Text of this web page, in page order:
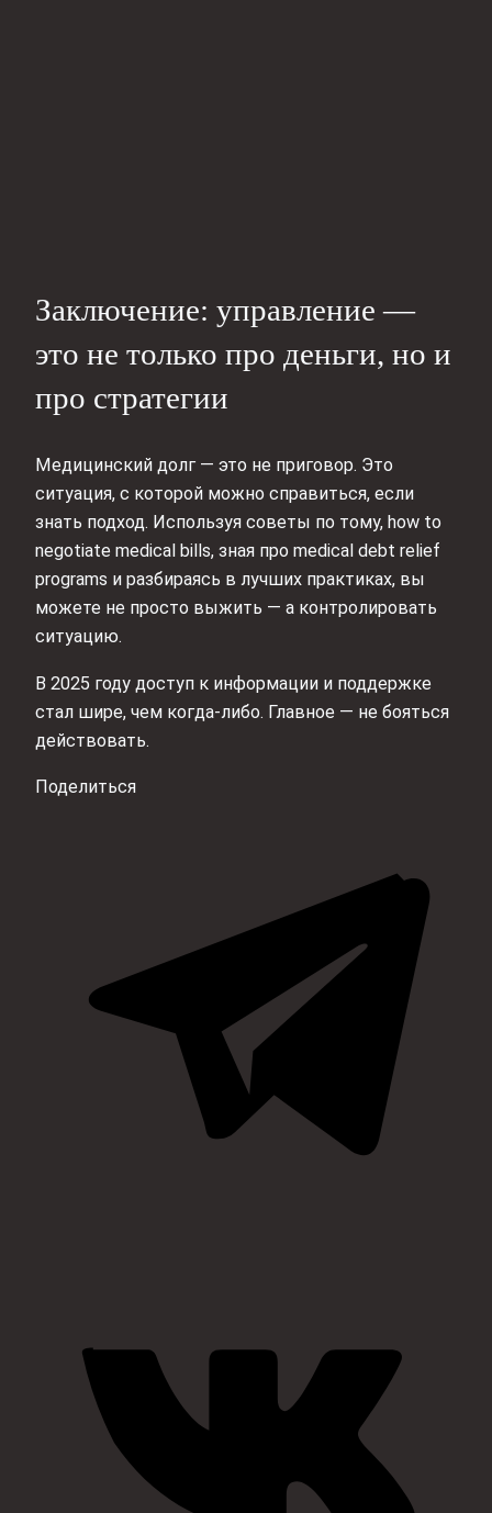
Заключение: управление —
это не только про деньги, но и
про стратегии
Медицинский долг — это не приговор. Это
ситуация, с которой можно справиться, если
знать подход. Используя советы по тому, how to
negotiate medical bills, зная про medical debt relief
programs и разбираясь в лучших практиках, вы
можете не просто выжить — а контролировать
ситуацию.
В 2025 году доступ к информации и поддержке
стал шире, чем когда-либо. Главное — не бояться
действовать.
Поделиться